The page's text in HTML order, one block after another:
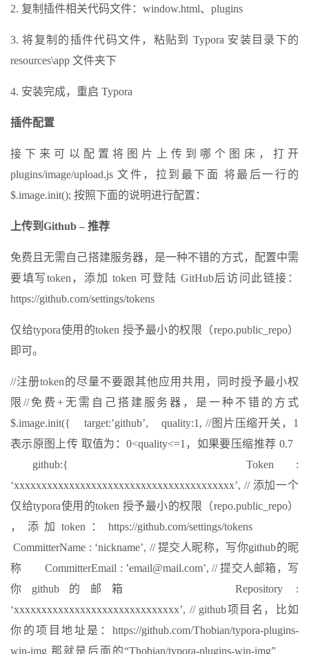
2. 复制插件相关代码文件：window.html、plugins
3. 将复制的插件代码文件，粘贴到 Typora 安装目录下的
resources\app 文件夹下
4. 安装完成，重启 Typora
插件配置
接下来可以配置将图片上传到哪个图床，打开
plugins/image/upload.js 文件，拉到最下面 将最后一行的
$.image.init(); 按照下面的说明进行配置：
上传到Github – 推荐
免费且无需自己搭建服务器，是一种不错的方式，配置中需
要填写token，添加 token 可登陆 GitHub后访问此链接：
https://github.com/settings/tokens
仅给typora使用的token 授予最小的权限（repo.public_repo）
即可。
//注册token的尽量不要跟其他应用共用，同时授予最小权
限//免费+无需自己搭建服务器，是一种不错的方式
$.image.init({ target:’github’, quality:1, //图片压缩开关，1
表示原图上传 取值为：0<quality<=1，如果要压缩推荐 0.7
github:{ Token :
‘xxxxxxxxxxxxxxxxxxxxxxxxxxxxxxxxxxxxxxxx’, // 添加一个
仅给typora使用的token 授予最小的权限（repo.public_repo）
，添加token：https://github.com/settings/tokens
CommitterName : ‘nickname’, // 提交人昵称，写你github的昵
称 CommitterEmail : ’email@mail.com’, // 提交人邮箱，写
你github的邮箱 Repository :
‘xxxxxxxxxxxxxxxxxxxxxxxxxxxxxx’, // github项目名，比如
你的项目地址是：https://github.com/Thobian/typora-plugins-
win-img 那就是后面的“Thobian/typora-plugins-win-img”